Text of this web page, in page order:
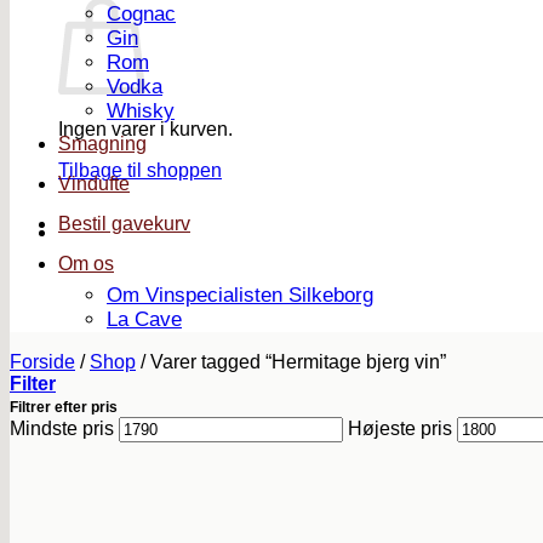
Ingen varer i kurven.
Tilbage til shoppen
Cognac
Gin
Rom
Vodka
Whisky
Smagning
Vindufte
Bestil gavekurv
Om os
Om Vinspecialisten Silkeborg
La Cave
Forside / Shop /Varer tagged “Hermitage bjerg vin”
Filter
Filtrer efter pris
Mindste pris Højeste pris